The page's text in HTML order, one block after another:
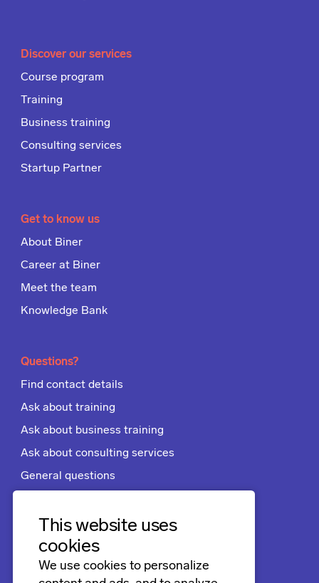
This website uses
cookies
We use cookies to personalize
Discover our services
Course program
Training
Business training
Consulting services
Startup Partner
Get to know us
About Biner
Career at Biner
Meet the team
Knowledge Bank
Questions?
Find contact details
Ask about training
Ask about business training
Ask about consulting services
General questions
Terms and conditions
Follow us